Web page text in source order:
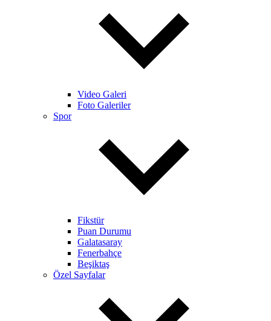
Video Galeri
Foto Galeriler
Spor
Fikstür
Puan Durumu
Galatasaray
Fenerbahçe
Beşiktaş
Özel Sayfalar